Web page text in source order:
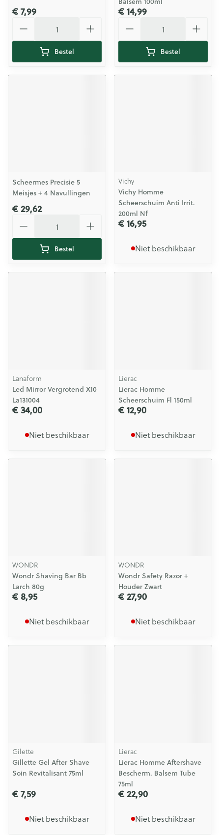
€ 7,99
Bestel
€ 14,99
Bestel
Scheermes Precisie 5
Meisjes + 4 Navullingen
€ 29,62
Bestel
Vichy
Vichy Homme
Scheerschuim Anti Irrit.
200ml Nf
€ 16,95
Niet beschikbaar
Lanaform
Led Mirror Vergrotend X10
La131004
€ 34,00
Niet beschikbaar
Lierac
Lierac Homme
Scheerschuim Fl 150ml
€ 12,90
Niet beschikbaar
WONDR
Wondr Shaving Bar Bb
Larch 80g
€ 8,95
Niet beschikbaar
WONDR
Wondr Safety Razor +
Houder Zwart
€ 27,90
Niet beschikbaar
Gilette
Gillette Gel After Shave
Soin Revitalisant 75ml
€ 7,59
Niet beschikbaar
Lierac
Lierac Homme Aftershave
Bescherm. Balsem Tube
75ml
€ 22,90
Niet beschikbaar